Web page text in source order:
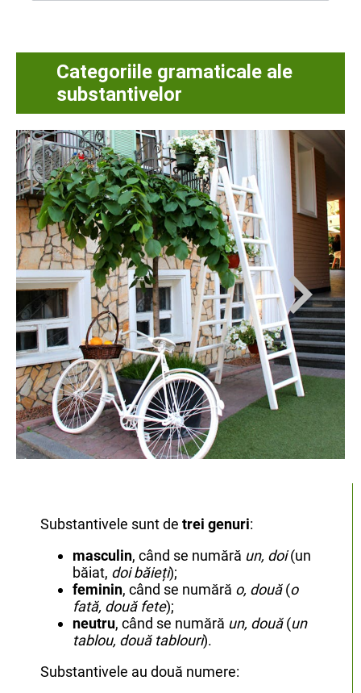
Categoriile gramaticale ale
substantivelor
Substantivele sunt de trei genuri:
masculin, când se numără un, doi(un
băiat, doi băieți);
feminin, când se numără o, două(o
fată, două fete);
neutru, când se numără un, două(un
tablou, două tablouri).
Substantivele au două numere: